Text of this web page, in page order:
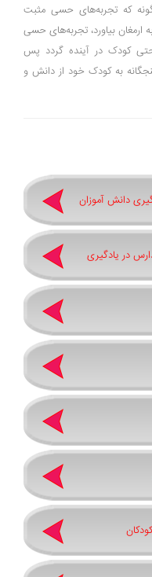
که تجربه‌های حسی مثبت
بیاورد، تجربه‌های حسی
کودک در آینده گردد پس
به کودک خود از دانش و
دانش آموزان
در یادگیری